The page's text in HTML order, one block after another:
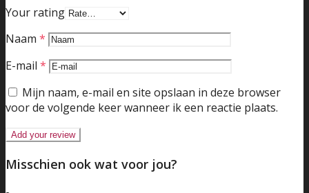
Your rating
Naam *
E-mail *
Mijn naam, e-mail en site opslaan in deze browser
voor de volgende keer wanneer ik een reactie plaats.
Misschien ook wat voor jou?